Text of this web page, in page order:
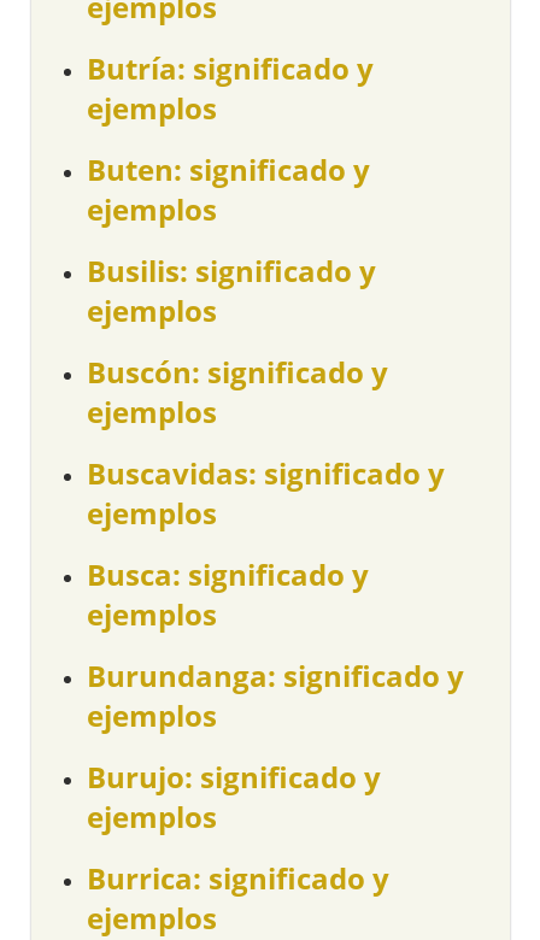
Butría: significado y
ejemplos
Buten: significado y
ejemplos
Busilis: significado y
ejemplos
Buscón: significado y
ejemplos
Buscavidas: significado y
ejemplos
Busca: significado y
ejemplos
Burundanga: significado y
ejemplos
Burujo: significado y
ejemplos
Burrica: significado y
ejemplos